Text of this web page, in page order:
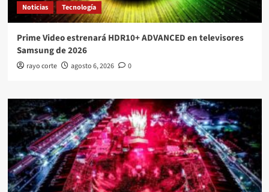
Noticias Tecnología
Prime Video estrenará HDR10+ ADVANCED en televisores
Samsung de 2026
rayo corte agosto 6, 2026 0